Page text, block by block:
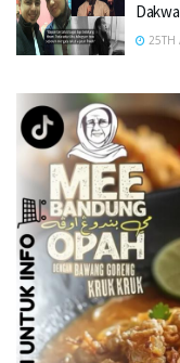
25TH